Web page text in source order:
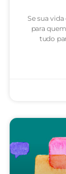
Se sua
para
tudo